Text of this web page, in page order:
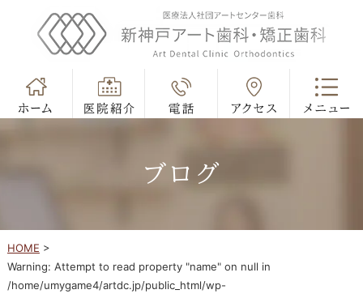
ブログ
HOME >
Warning: Attempt to read property "name" on null in
/home/umygame4/artdc.jp/public_html/wp-